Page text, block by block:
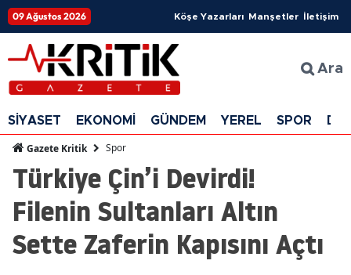
09 Ağustos 2026 Köşe Yazarları Manşetler İletişim
Ara
SİYASET EKONOMİ GÜNDEM YEREL SPOR
Gazete Kritik Spor
Türkiye Çin’i Devirdi!
Filenin Sultanları Altın
Sette Zaferin Kapısını Açtı